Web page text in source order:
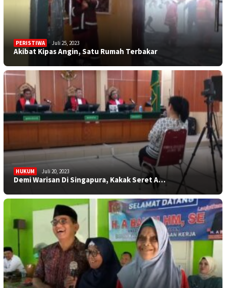
PERISTIWA Juli 25, 2023
Akibat Kipas Angin, Satu Rumah Terbakar
HUKUM Juli 20, 2023
Demi Warisan Di Singapura, Kakak Seret A…